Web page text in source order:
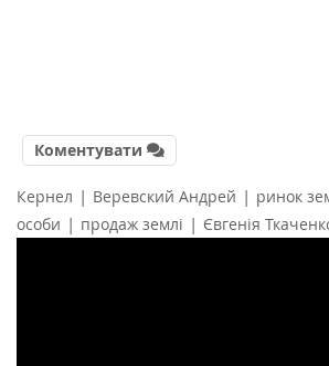
Коментувати
Кернел | Веревский Андрей | ринок
особи | продаж землі | Євгенія